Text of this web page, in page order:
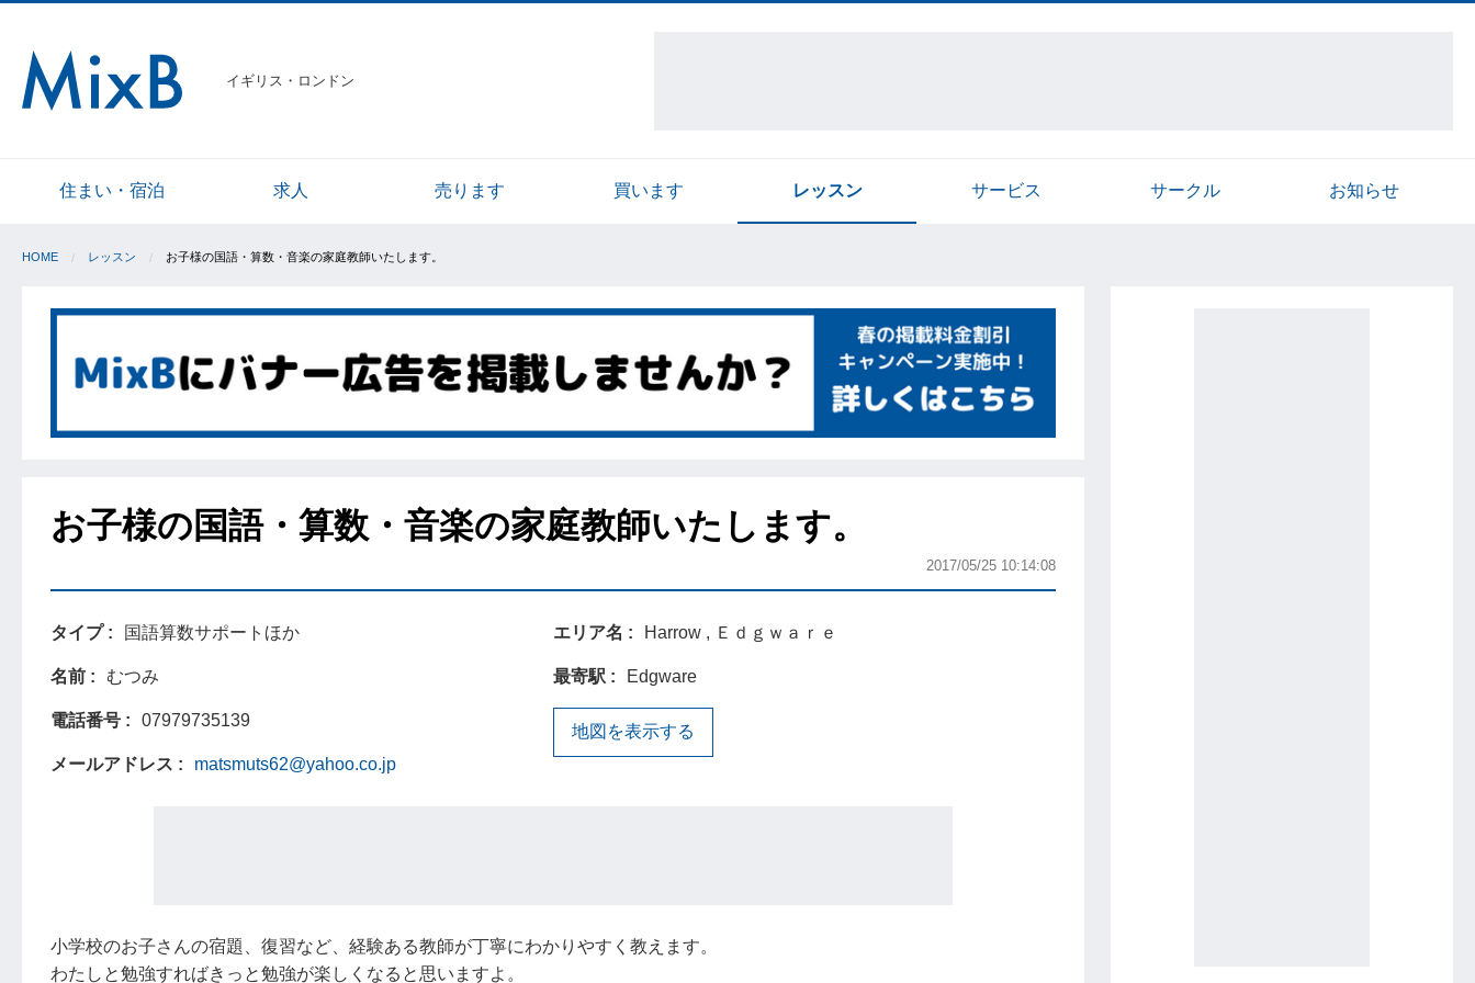
イギリス・ロンドン
住まい・宿泊 求人 売ります 買います レッスン サービス サークル お知らせ
HOME レッスン お子様の国語・算数・音楽の家庭教師いたします。
お子様の国語・算数・音楽の家庭教師いたします。
2017/05/25 10:14:08
タイプ 国語算数サポートほか
名前 むつみ
電話番号 07979735139
メールアドレス matsmuts62@yahoo.co.jp
エリア名 Harrow , Ｅｄｇｗａｒｅ
最寄駅 Edgware
地図を表示する
小学校のお子さんの宿題、復習など、経験ある教師が丁寧にわかりやすく教えます。
わたしと勉強すればきっと勉強が楽しくなると思いますよ。